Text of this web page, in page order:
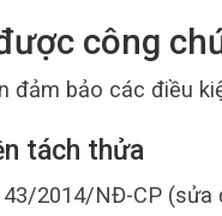
công
đảm bảo các điều
tách thửa
2014/NĐ-CP (sửa